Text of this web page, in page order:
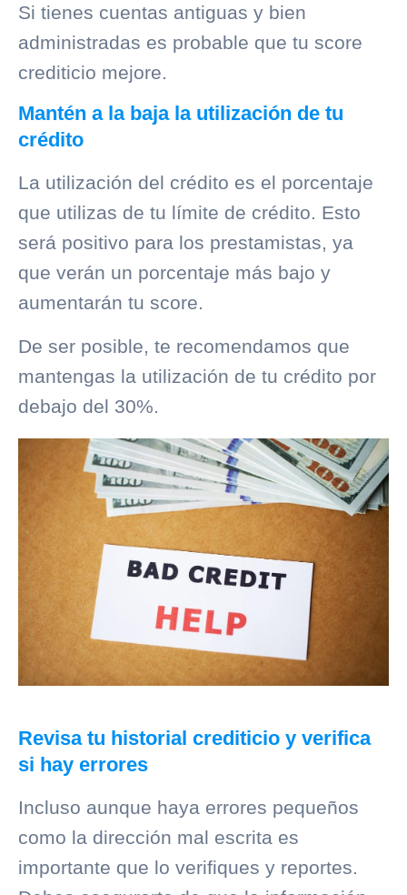
Si tienes cuentas antiguas y bien
administradas es probable que tu score
crediticio mejore.
Mantén a la baja la utilización de tu
crédito
La utilización del crédito es el porcentaje
que utilizas de tu límite de crédito. Esto
será positivo para los prestamistas, ya
que verán un porcentaje más bajo y
aumentarán tu score.
De ser posible, te recomendamos que
mantengas la utilización de tu crédito por
debajo del 30%.
Revisa tu historial crediticio y verifica
si hay errores
Incluso aunque haya errores pequeños
como la dirección mal escrita es
importante que lo verifiques y reportes.